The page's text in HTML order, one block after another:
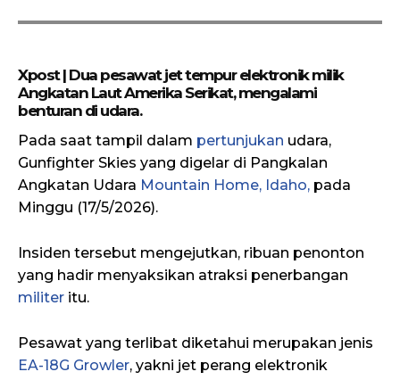
Xpost | Dua pesawat jet tempur elektronik milik
Angkatan Laut Amerika Serikat, mengalami
benturan di udara.
Pada saat tampil dalam pertunjukan udara,
Gunfighter Skies yang digelar di Pangkalan
Angkatan Udara Mountain Home, Idaho, pada
Minggu (17/5/2026).
Insiden tersebut mengejutkan, ribuan penonton
yang hadir menyaksikan atraksi penerbangan
militer itu.
Pesawat yang terlibat diketahui merupakan jenis
EA-18G Growler, yakni jet perang elektronik